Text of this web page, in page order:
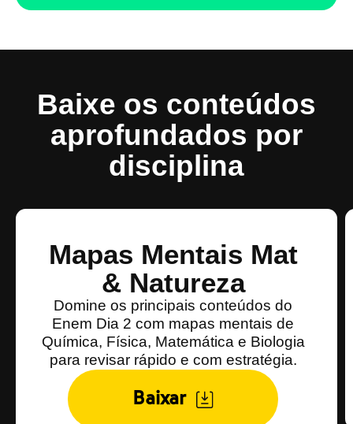
Baixe os conteúdos
aprofundados por
disciplina
Mapas Mentais Mat
& Natureza
Domine os principais conteúdos do
Enem Dia 2 com mapas mentais de
Química, Física, Matemática e Biologia
para revisar rápido e com estratégia.
Baixar